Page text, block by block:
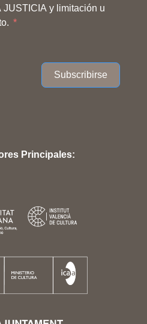
y limitación u
Subscribirse
Principales: